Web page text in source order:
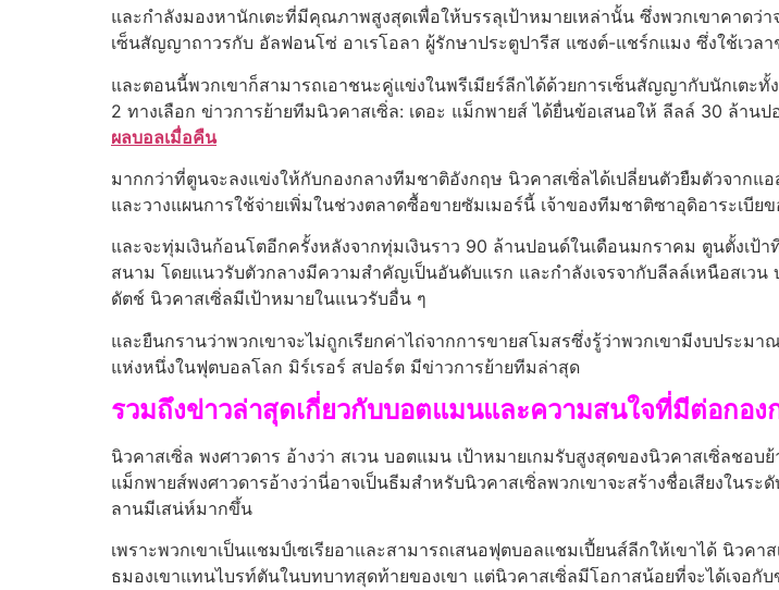
และกําลังมองหานักเตะที่มีคุณภาพสูงสุดเพื่อให้บรรลุเป้าหมายเหล่านั้น ซึ่งพวกเขาคาดว่
เซ็นสัญญาถาวรกับ อัลฟอนโซ่ อาเรโอลา ผู้รักษาประตูปารีส แซงต์-แชร์กแมง ซึ่งใช้เว
และตอนนี้พวกเขาก็สามารถเอาชนะคู่แข่งในพรีเมียร์ลีกได้ด้วยการเซ็นสัญญากับนักเตะ
2 ทางเลือก ข่าวการย้ายทีมนิวคาสเซิ่ล: เดอะ แม็กพายส์ ได้ยื่นข้อเสนอให้ ลีลล์ 30 ล้า
ผลบอลเมื่อคืน
มากกว่าที่ตูนจะลงแข่งให้กับกองกลางทีมชาติอังกฤษ นิวคาสเซิ่ลได้เปลี่ยนตัวยืมตัวจาก
และวางแผนการใช้จ่ายเพิ่มในช่วงตลาดซื้อขายซัมเมอร์นี้ เจ้าของทีมชาติซาอุดิอาระเบี
และจะทุ่มเงินก้อนโตอีกครั้งหลังจากทุ่มเงินราว 90 ล้านปอนด์ในเดือนมกราคม ตูนตั้งเป้า
สนาม โดยแนวรับตัวกลางมีความสําคัญเป็นอันดับแรก และกําลังเจรจากับลีลล์เหนือสเวน
ดัตช์ นิวคาสเซิ่ลมีเป้าหมายในแนวรับอื่น ๆ
และยืนกรานว่าพวกเขาจะไม่ถูกเรียกค่าไถ่จากการขายสโมสรซึ่งรู้ว่าพวกเขามีงบประม
แห่งหนึ่งในฟุตบอลโลก มิร์เรอร์ สปอร์ต มีข่าวการย้ายทีมล่าสุด
รวมถึงข่าวล่าสุดเกี่ยวกับบอตแมนและความสนใจที่มีต่อกอ
นิวคาสเซิ่ล พงศาวดาร อ้างว่า สเวน บอตแมน เป้าหมายเกมรับสูงสุดของนิวคาสเซิ่ลชอบ
แม็กพายส์พงศาวดารอ้างว่านี่อาจเป็นธีมสําหรับนิวคาสเซิ่ลพวกเขาจะสร้างชื่อเสียงใน
ลานมีเสน่ห์มากขึ้น
เพราะพวกเขาเป็นแชมป์เซเรียอาและสามารถเสนอฟุตบอลแชมเปี้ยนส์ลีกให้เขาได้ นิว
ธมองเขาแทนไบรท์ตันในบทบาทสุดท้ายของเขา แต่นิวคาสเซิ่ลมีโอกาสน้อยที่จะได้เจอกั